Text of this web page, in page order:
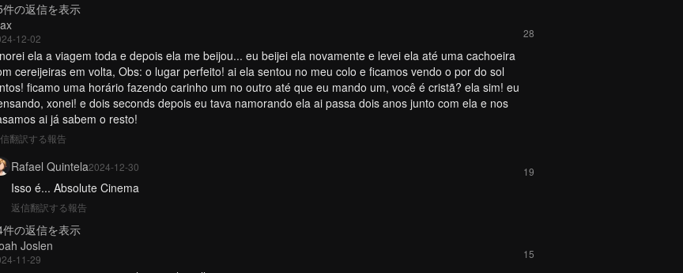
件の返信を表示
12-02 28
ela a viagem toda e depois ela me beijou... eu beijei ela novamente e levei ela até uma cachoeira
cereijeiras em volta, Obs: o lugar perfeito! ai ela sentou no meu colo e ficamos vendo o por do sol
ficamo uma horário fazendo carinho um no outro até que eu mando um, você é cristã? ela sim! eu
xonei! e dois seconds depois eu tava namorando ela ai passa dois anos junto com ela e nos
ai já sabem o resto!
翻訳する報告
Rafael Quintela2024-12-30 19
Isso é... Absolute Cinema
返信翻訳する報告
件の返信を表示
Joslen
11-29 15